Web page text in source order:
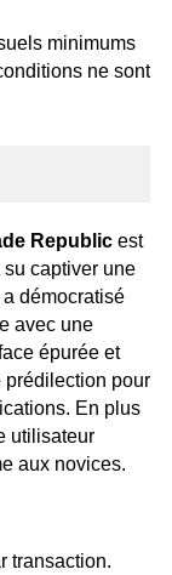
minimums
ne sont
Republic est
captiver une
démocratisé
avec une
épurée et
prédilection pour
En plus
utilisateur
aux novices.
transaction.